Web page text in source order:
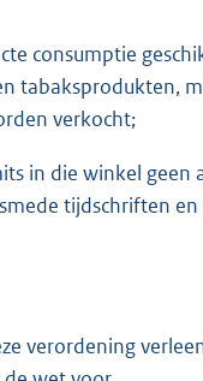
consumptie
tabaksprodukten,
verkocht;
in die winkel
tijdschriften
verordening